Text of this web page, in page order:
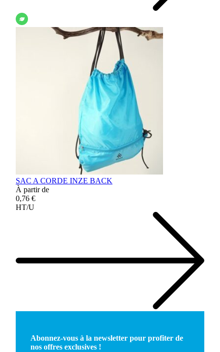
SAC A CORDE INZE BACK
À partir de
0,76 €
HT/U
Abonnez-vous à la newsletter pour profiter de
nos offres exclusives !